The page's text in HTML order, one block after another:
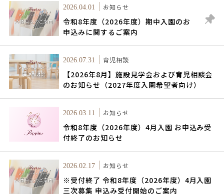
2026.04.01 お知らせ
令和8年度（2026年度）期中入園のお
申込みに関するご案内
2026.07.31 育児相談
【2026年8月】施設見学会および育児相談会
のお知らせ（2027年度入園希望者向け）
2026.03.11 お知らせ
令和8年度（2026年度）4月入園 お申込み受
付終了のお知らせ
2026.02.17 お知らせ
※受付終了 令和8年度（2026年度）4月入園
三次募集 申込み受付開始のご案内